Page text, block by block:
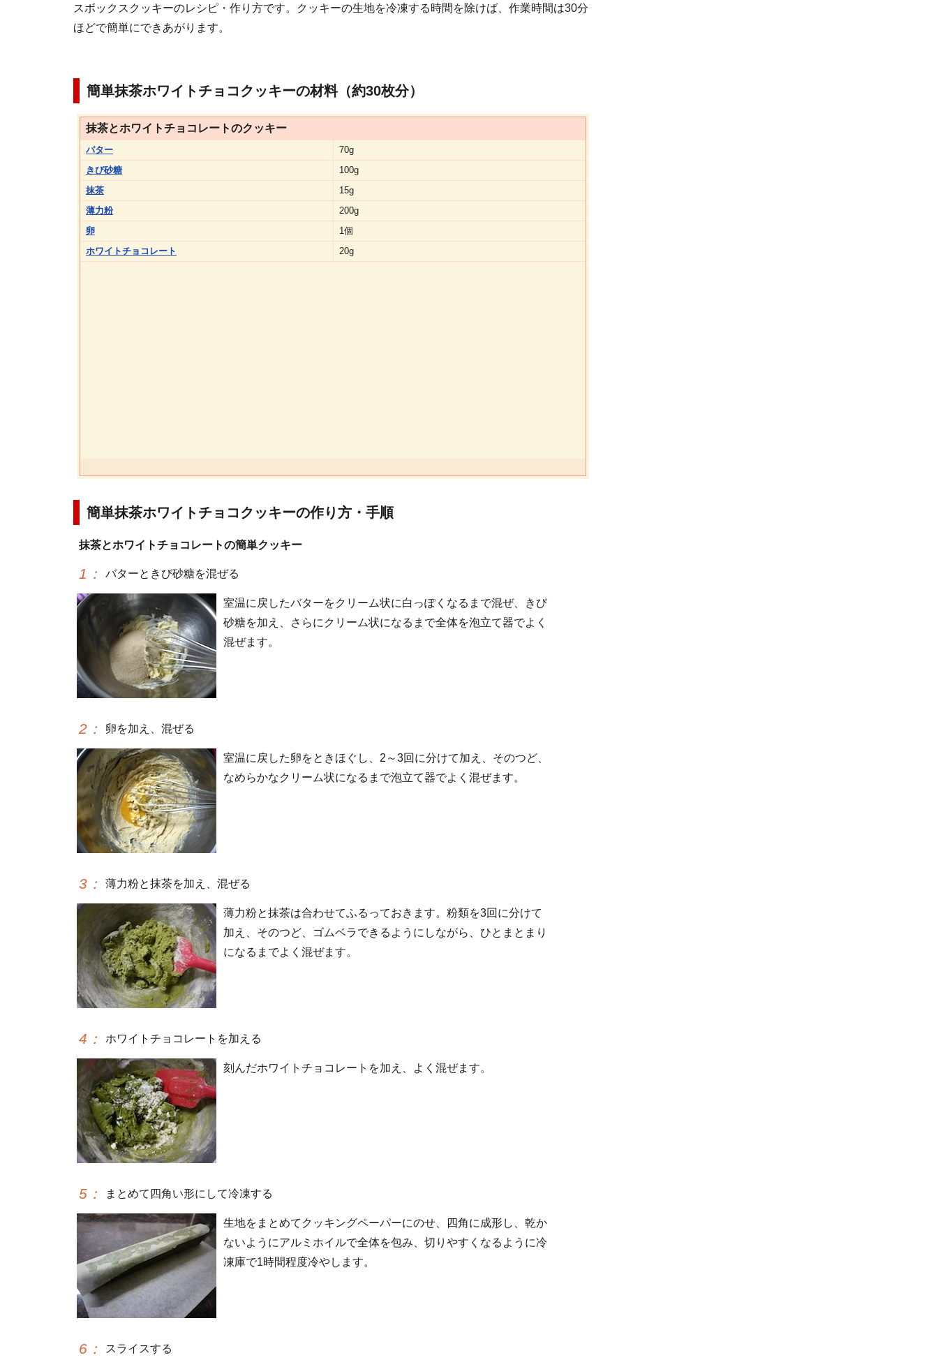
スボックスクッキーのレシピ・作り方です。クッキーの生地を冷凍する時間を除けば、作業時間は30分
ほどで簡単にできあがります。
簡単抹茶ホワイトチョコクッキーの材料（約30枚分）
抹茶とホワイトチョコレートのクッキー
バター
70g
きび砂糖
100g
抹茶
15g
薄力粉
200g
卵
1個
ホワイトチョコレート
20g
簡単抹茶ホワイトチョコクッキーの作り方・手順
抹茶とホワイトチョコレートの簡単クッキー
1 ： バターときび砂糖を混ぜる
室温に戻したバターをクリーム状に白っぽくなるまで混ぜ、きび
砂糖を加え、さらにクリーム状になるまで全体を泡立て器でよく
混ぜます。
2 ： 卵を加え、混ぜる
室温に戻した卵をときほぐし、2～3回に分けて加え、そのつど、
なめらかなクリーム状になるまで泡立て器でよく混ぜます。
3 ： 薄力粉と抹茶を加え、混ぜる
薄力粉と抹茶は合わせてふるっておきます。粉類を3回に分けて
加え、そのつど、ゴムベラできるようにしながら、ひとまとまり
になるまでよく混ぜます。
4 ： ホワイトチョコレートを加える
刻んだホワイトチョコレートを加え、よく混ぜます。
5 ： まとめて四角い形にして冷凍する
生地をまとめてクッキングペーパーにのせ、四角に成形し、乾か
ないようにアルミホイルで全体を包み、切りやすくなるように冷
凍庫で1時間程度冷やします。
6 ： スライスする